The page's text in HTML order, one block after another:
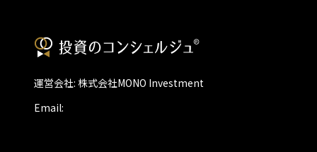
運営会社: 株式会社MONO Investment
Email: